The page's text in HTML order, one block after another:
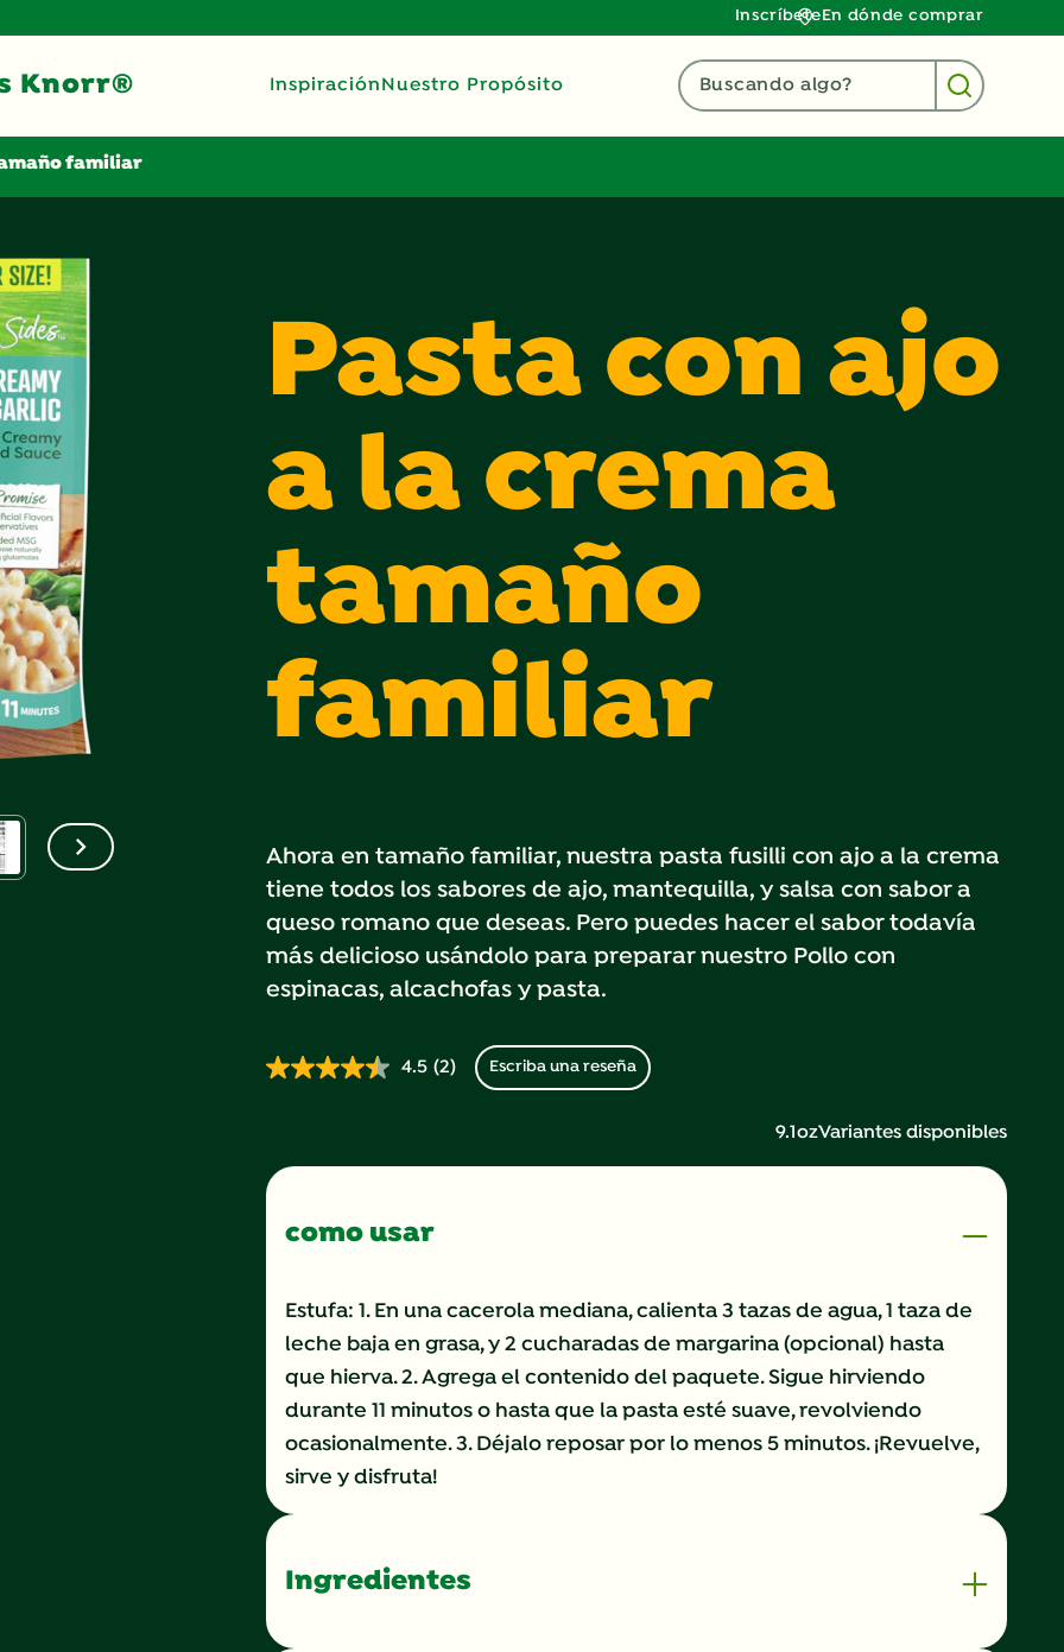
InscríbeteEn dónde comprar
Knorr® InspiraciónNuestro Propósito Buscando algo?
familiar
Pasta con ajo
a la crema
tamaño
familiar
Ahora en tamaño familiar, nuestra pasta fusilli con ajo a la crema
tiene todos los sabores de ajo, mantequilla, y salsa con sabor a
queso romano que deseas. Pero puedes hacer el sabor todavía
más delicioso usándolo para preparar nuestro Pollo con
espinacas, alcachofas y pasta.
4.5 Lea
la
(2) Escriba una reseña
Variantes disponibles
9.1oz
como usar
Estufa: 1. En una cacerola mediana, calienta 3 tazas de agua, 1 taza de
leche baja en grasa, y 2 cucharadas de margarina (opcional) hasta
que hierva. 2. Agrega el contenido del paquete. Sigue hirviendo
durante 11 minutos o hasta que la pasta esté suave, revolviendo
ocasionalmente. 3. Déjalo reposar por lo menos 5 minutos. ¡Revuelve,
sirve y disfruta!
Ingredientes